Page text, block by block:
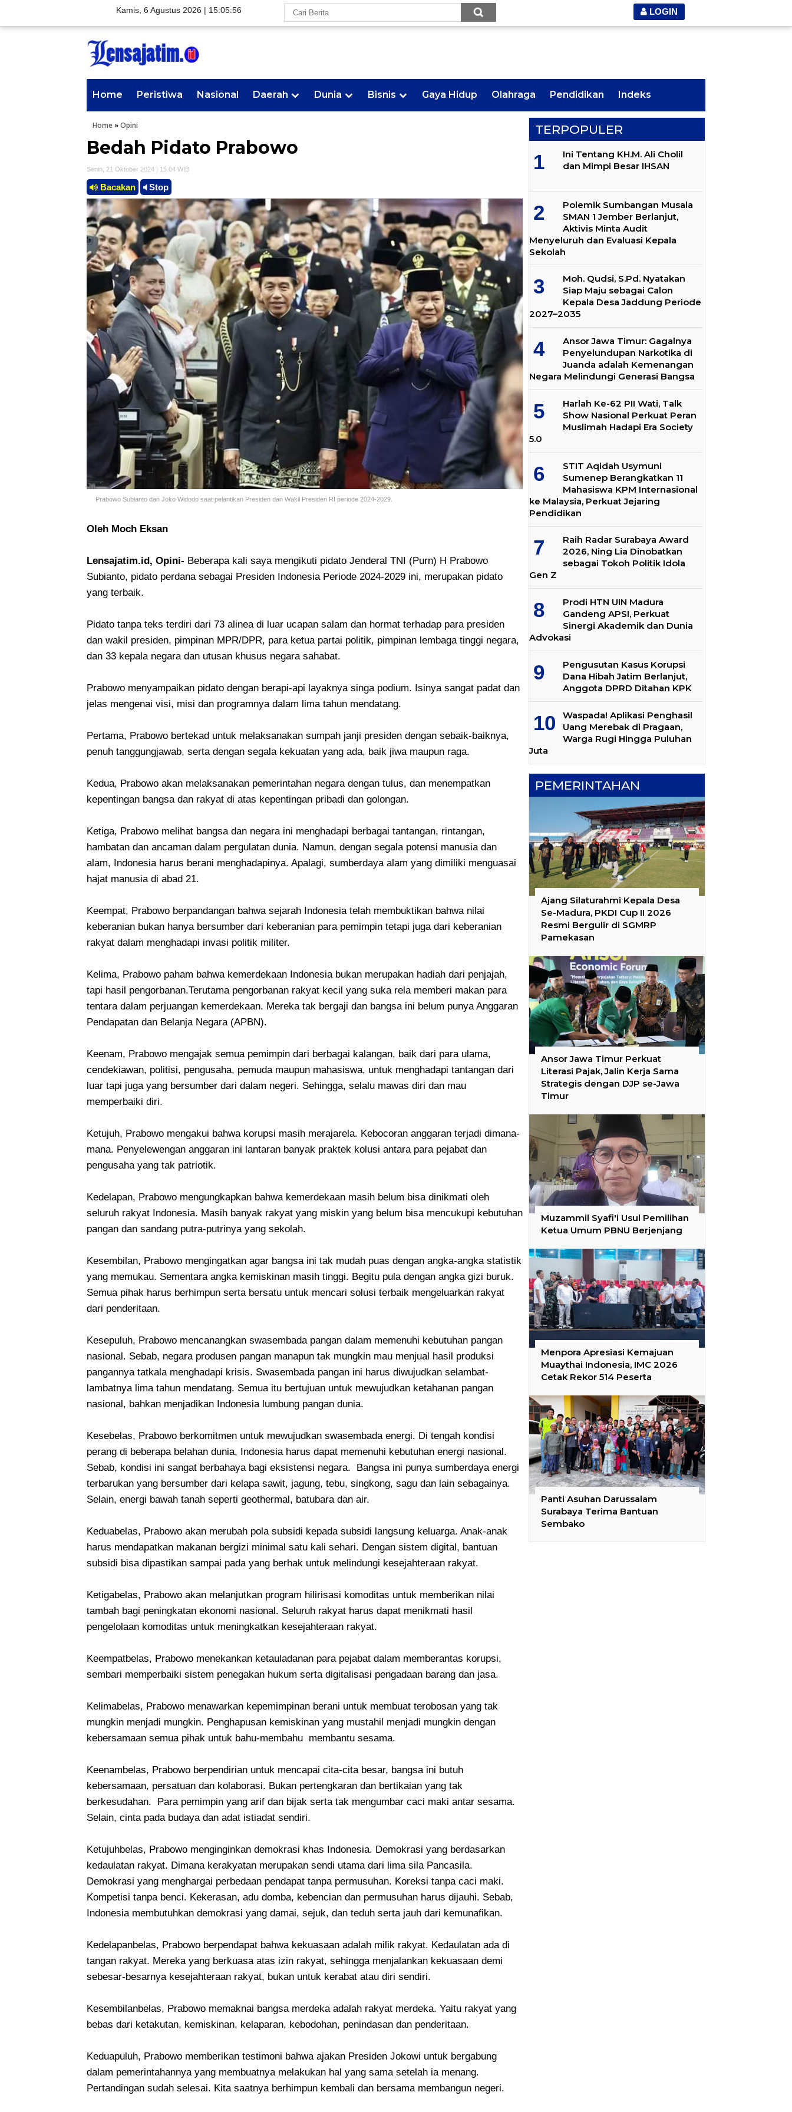
Kamis, 6 Agustus 2026 | 15:05:57 LOGIN
Home Peristiwa Nasional Daerah Dunia Bisnis Gaya Hidup Olahraga Pendidikan Indeks
Home »Opini
Bedah Pidato Prabowo
Senin, 21 Oktober 2024 | 15.04 WIB
Bacakan Stop
Prabowo Subianto dan Joko Widodo saat pelantikan Presiden dan Wakil Presiden RI periode 2024-2029.
Oleh Moch Eksan
Lensajatim.id, Opini- Beberapa kali saya mengikuti pidato Jenderal TNI (Purn) H Prabowo
Subianto, pidato perdana sebagai Presiden Indonesia Periode 2024-2029 ini, merupakan pidato
yang terbaik.
Pidato tanpa teks terdiri dari 73 alinea di luar ucapan salam dan hormat terhadap para presiden
dan wakil presiden, pimpinan MPR/DPR, para ketua partai politik, pimpinan lembaga tinggi negara,
dan 33 kepala negara dan utusan khusus negara sahabat.
Prabowo menyampaikan pidato dengan berapi-api layaknya singa podium. Isinya sangat padat dan
jelas mengenai visi, misi dan programnya dalam lima tahun mendatang.
Pertama, Prabowo bertekad untuk melaksanakan sumpah janji presiden dengan sebaik-baiknya,
penuh tanggungjawab, serta dengan segala kekuatan yang ada, baik jiwa maupun raga.
Kedua, Prabowo akan melaksanakan pemerintahan negara dengan tulus, dan menempatkan
kepentingan bangsa dan rakyat di atas kepentingan pribadi dan golongan.
Ketiga, Prabowo melihat bangsa dan negara ini menghadapi berbagai tantangan, rintangan,
hambatan dan ancaman dalam pergulatan dunia. Namun, dengan segala potensi manusia dan
alam, Indonesia harus berani menghadapinya. Apalagi, sumberdaya alam yang dimiliki menguasai
hajat manusia di abad 21.
Keempat, Prabowo berpandangan bahwa sejarah Indonesia telah membuktikan bahwa nilai
keberanian bukan hanya bersumber dari keberanian para pemimpin tetapi juga dari keberanian
rakyat dalam menghadapi invasi politik militer.
Kelima, Prabowo paham bahwa kemerdekaan Indonesia bukan merupakan hadiah dari penjajah,
tapi hasil pengorbanan.Terutama pengorbanan rakyat kecil yang suka rela memberi makan para
tentara dalam perjuangan kemerdekaan. Mereka tak bergaji dan bangsa ini belum punya Anggaran
Pendapatan dan Belanja Negara (APBN).
Keenam, Prabowo mengajak semua pemimpin dari berbagai kalangan, baik dari para ulama,
cendekiawan, politisi, pengusaha, pemuda maupun mahasiswa, untuk menghadapi tantangan dari
luar tapi juga yang bersumber dari dalam negeri. Sehingga, selalu mawas diri dan mau
memperbaiki diri.
Ketujuh, Prabowo mengakui bahwa korupsi masih merajarela. Kebocoran anggaran terjadi dimana-
mana. Penyelewengan anggaran ini lantaran banyak praktek kolusi antara para pejabat dan
pengusaha yang tak patriotik.
Kedelapan, Prabowo mengungkapkan bahwa kemerdekaan masih belum bisa dinikmati oleh
seluruh rakyat Indonesia. Masih banyak rakyat yang miskin yang belum bisa mencukupi kebutuhan
pangan dan sandang putra-putrinya yang sekolah.
Kesembilan, Prabowo mengingatkan agar bangsa ini tak mudah puas dengan angka-angka statistik
yang memukau. Sementara angka kemiskinan masih tinggi. Begitu pula dengan angka gizi buruk.
Semua pihak harus berhimpun serta bersatu untuk mencari solusi terbaik mengeluarkan rakyat
dari penderitaan.
Kesepuluh, Prabowo mencanangkan swasembada pangan dalam memenuhi kebutuhan pangan
nasional. Sebab, negara produsen pangan manapun tak mungkin mau menjual hasil produksi
pangannya tatkala menghadapi krisis. Swasembada pangan ini harus diwujudkan selambat-
lambatnya lima tahun mendatang. Semua itu bertujuan untuk mewujudkan ketahanan pangan
nasional, bahkan menjadikan Indonesia lumbung pangan dunia.
Kesebelas, Prabowo berkomitmen untuk mewujudkan swasembada energi. Di tengah kondisi
perang di beberapa belahan dunia, Indonesia harus dapat memenuhi kebutuhan energi nasional.
Sebab, kondisi ini sangat berbahaya bagi eksistensi negara. Bangsa ini punya sumberdaya energi
terbarukan yang bersumber dari kelapa sawit, jagung, tebu, singkong, sagu dan lain sebagainya.
Selain, energi bawah tanah seperti geothermal, batubara dan air.
Keduabelas, Prabowo akan merubah pola subsidi kepada subsidi langsung keluarga. Anak-anak
harus mendapatkan makanan bergizi minimal satu kali sehari. Dengan sistem digital, bantuan
subsidi bisa dipastikan sampai pada yang berhak untuk melindungi kesejahteraan rakyat.
Ketigabelas, Prabowo akan melanjutkan program hilirisasi komoditas untuk memberikan nilai
tambah bagi peningkatan ekonomi nasional. Seluruh rakyat harus dapat menikmati hasil
pengelolaan komoditas untuk meningkatkan kesejahteraan rakyat.
Keempatbelas, Prabowo menekankan ketauladanan para pejabat dalam memberantas korupsi,
sembari memperbaiki sistem penegakan hukum serta digitalisasi pengadaan barang dan jasa.
Kelimabelas, Prabowo menawarkan kepemimpinan berani untuk membuat terobosan yang tak
mungkin menjadi mungkin. Penghapusan kemiskinan yang mustahil menjadi mungkin dengan
kebersamaan semua pihak untuk bahu-membahu membantu sesama.
Keenambelas, Prabowo berpendirian untuk mencapai cita-cita besar, bangsa ini butuh
kebersamaan, persatuan dan kolaborasi. Bukan pertengkaran dan bertikaian yang tak
berkesudahan. Para pemimpin yang arif dan bijak serta tak mengumbar caci maki antar sesama.
Selain, cinta pada budaya dan adat istiadat sendiri.
Ketujuhbelas, Prabowo menginginkan demokrasi khas Indonesia. Demokrasi yang berdasarkan
kedaulatan rakyat. Dimana kerakyatan merupakan sendi utama dari lima sila Pancasila.
Demokrasi yang menghargai perbedaan pendapat tanpa permusuhan. Koreksi tanpa caci maki.
Kompetisi tanpa benci. Kekerasan, adu domba, kebencian dan permusuhan harus dijauhi. Sebab,
Indonesia membutuhkan demokrasi yang damai, sejuk, dan teduh serta jauh dari kemunafikan.
Kedelapanbelas, Prabowo berpendapat bahwa kekuasaan adalah milik rakyat. Kedaulatan ada di
tangan rakyat. Mereka yang berkuasa atas izin rakyat, sehingga menjalankan kekuasaan demi
sebesar-besarnya kesejahteraan rakyat, bukan untuk kerabat atau diri sendiri.
Kesembilanbelas, Prabowo memaknai bangsa merdeka adalah rakyat merdeka. Yaitu rakyat yang
bebas dari ketakutan, kemiskinan, kelaparan, kebodohan, penindasan dan penderitaan.
Keduapuluh, Prabowo memberikan testimoni bahwa ajakan Presiden Jokowi untuk bergabung
dalam pemerintahannya yang membuatnya melakukan hal yang sama setelah ia menang.
Pertandingan sudah selesai. Kita saatnya berhimpun kembali dan bersama membangun negeri.
TERPOPULER
Ini Tentang KH.M. Ali Cholil
dan Mimpi Besar IHSAN
Polemik Sumbangan Musala
SMAN 1 Jember Berlanjut,
Aktivis Minta Audit
Menyeluruh dan Evaluasi Kepala
Sekolah
Moh. Qudsi, S.Pd. Nyatakan
Siap Maju sebagai Calon
Kepala Desa Jaddung Periode
2027–2035
Ansor Jawa Timur: Gagalnya
Penyelundupan Narkotika di
Juanda adalah Kemenangan
Negara Melindungi Generasi Bangsa
Harlah Ke-62 PII Wati, Talk
Show Nasional Perkuat Peran
Muslimah Hadapi Era Society
5.0
STIT Aqidah Usymuni
Sumenep Berangkatkan 11
Mahasiswa KPM Internasional
ke Malaysia, Perkuat Jejaring
Pendidikan
Raih Radar Surabaya Award
2026, Ning Lia Dinobatkan
sebagai Tokoh Politik Idola
Gen Z
Prodi HTN UIN Madura
Gandeng APSI, Perkuat
Sinergi Akademik dan Dunia
Advokasi
Pengusutan Kasus Korupsi
Dana Hibah Jatim Berlanjut,
Anggota DPRD Ditahan KPK
Waspada! Aplikasi Penghasil
Uang Merebak di Pragaan,
Warga Rugi Hingga Puluhan
Juta
PEMERINTAHAN
Ajang Silaturahmi Kepala Desa
Se-Madura, PKDI Cup II 2026
Resmi Bergulir di SGMRP
Pamekasan
Ansor Jawa Timur Perkuat
Literasi Pajak, Jalin Kerja Sama
Strategis dengan DJP se-Jawa
Timur
Muzammil Syafi'i Usul Pemilihan
Ketua Umum PBNU Berjenjang
Menpora Apresiasi Kemajuan
Muaythai Indonesia, IMC 2026
Cetak Rekor 514 Peserta
Panti Asuhan Darussalam
Surabaya Terima Bantuan
Sembako